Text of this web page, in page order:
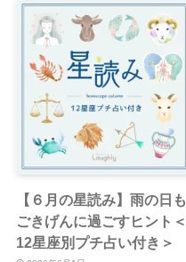
【６月の星読み】雨の日も
ごきげんに過ごすヒント＜
12星座別プチ占い付き＞